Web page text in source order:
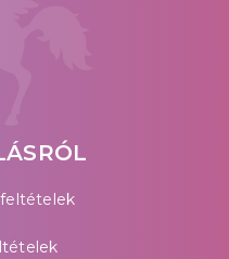
feltételek